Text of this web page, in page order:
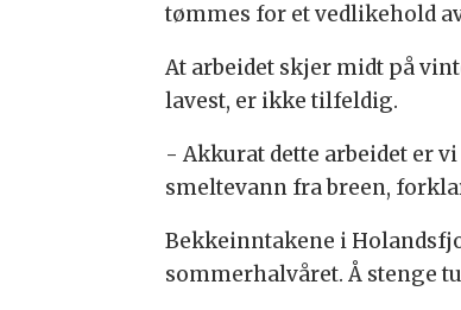
tømmes for et vedlikehold
At arbeidet skjer midt på
lavest, er ikke tilfeldig.
- Akkurat dette arbeidet er
smeltevann fra breen,
Bekkeinntakene i
sommerhalvåret. Å stenge